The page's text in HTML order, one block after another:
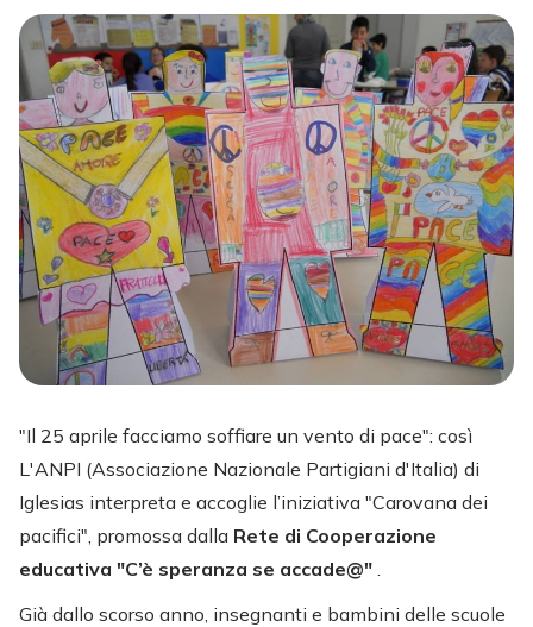
"Il 25 aprile facciamo soffiare un vento di pace": così
L'ANPI (Associazione Nazionale Partigiani d'Italia) di
Iglesias interpreta e accoglie l’iniziativa "Carovana dei
pacifici", promossa dalla Rete di Cooperazione
educativa "C’è speranza se accade@" .
Già dallo scorso anno, insegnanti e bambini delle scuole